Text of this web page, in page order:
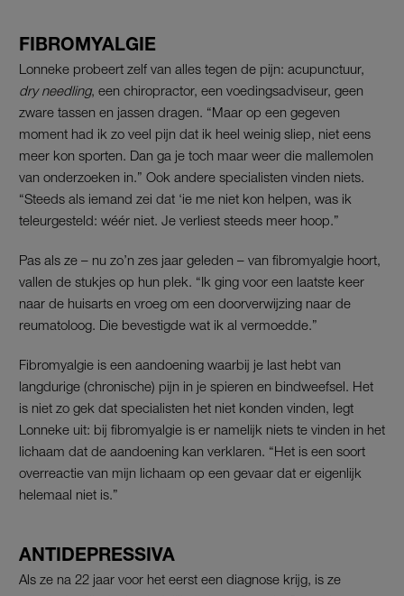
FIBROMYALGIE
Lonneke probeert zelf van alles tegen de pijn: acupunctuur,
dry needling, een chiropractor, een voedingsadviseur, geen
zware tassen en jassen dragen. “Maar op een gegeven
moment had ik zo veel pijn dat ik heel weinig sliep, niet eens
meer kon sporten. Dan ga je toch maar weer die mallemolen
van onderzoeken in.” Ook andere specialisten vinden niets.
“Steeds als iemand zei dat ‘ie me niet kon helpen, was ik
teleurgesteld: wéér niet. Je verliest steeds meer hoop.”
Pas als ze – nu zo’n zes jaar geleden – van fibromyalgie hoort,
vallen de stukjes op hun plek. “Ik ging voor een laatste keer
naar de huisarts en vroeg om een doorverwijzing naar de
reumatoloog. Die bevestigde wat ik al vermoedde.”
Fibromyalgie is een aandoening waarbij je last hebt van
langdurige (chronische) pijn in je spieren en bindweefsel. Het
is niet zo gek dat specialisten het niet konden vinden, legt
Lonneke uit: bij fibromyalgie is er namelijk niets te vinden in het
lichaam dat de aandoening kan verklaren. “Het is een soort
overreactie van mijn lichaam op een gevaar dat er eigenlijk
helemaal niet is.”
ANTIDEPRESSIVA
Als ze na 22 jaar voor het eerst een diagnose krijg, is ze